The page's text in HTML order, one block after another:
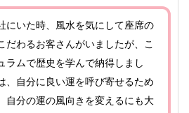
にいた時、風水を気にして座席の
だわるお客さんがいましたが、こ
ラムで歴史を学んで納得しまし
、自分に良い運を呼び寄せるため
自分の運の風向きを変えるにも大